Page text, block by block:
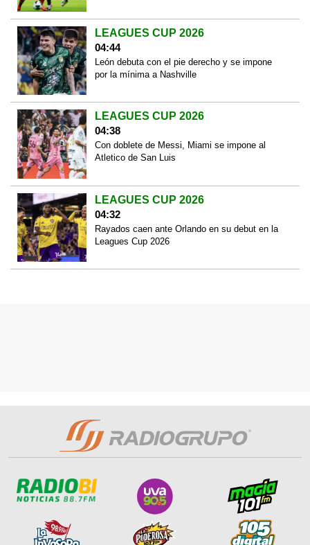
LEAGUES CUP 2026
04:44
León debuta con el pie derecho y se impone
por la mínima a Nashville
LEAGUES CUP 2026
04:38
Con doblete de Messi, Miami se impone al
Atletico de San Luis
LEAGUES CUP 2026
04:32
Rayados caen ante Orlando en su debut en la
Leagues Cup 2026